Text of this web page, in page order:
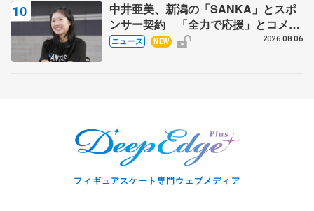
中井亜美、新潟の「SANKA」とスポ
ンサー契約 「全力で応援」とコメン
ト
ニュース NEW 2026.08.06
フィギュアスケート専門ウェブメディア